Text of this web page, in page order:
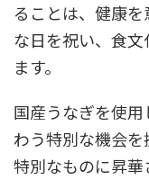
ることは、健康
な日を祝い、食
ます。
国産うなぎを使
わう特別な機会を
特別なものに昇